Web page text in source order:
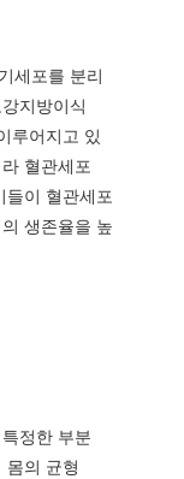
세포를 분리
지방이식
루어지고 있
혈관세포
들이 혈관세포
생존율을 높
정한 부분
몸의 균형